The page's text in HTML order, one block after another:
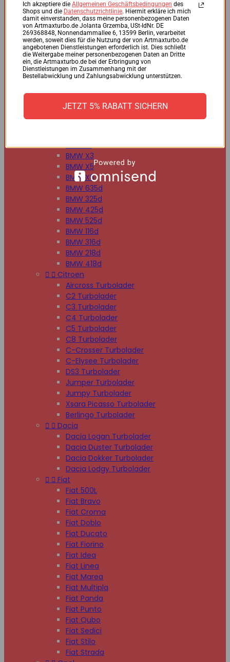
BMW 125d
BMW 220d
BMW 225d
BMW 318d
BMW 320d
BMW 330d
BMW 335d
BMW 518d
BMW 520d
BMW 530d
BMW X1
BMW X3
BMW X5
BMW X6
BMW 635d
BMW 325d
BMW 425d
BMW 525d
BMW 116d
BMW 316d
BMW 218d
BMW 418d
  Citroen
Aircross Turbolader
C2 Turbolader
C3 Turbolader
C4 Turbolader
C5 Turbolader
C8 Turbolader
C-Crosser Turbolader
C-Elysee Turbolader
DS3 Turbolader
Jumper Turbolader
Jumpy Turbolader
Xsara Picasso Turbolader
Berlingo Turbolader
  Dacia
Dacia Logan Turbolader
Dacia Duster Turbolader
Dacia Dokker Turbolader
Dacia Lodgy Turbolader
  Fiat
Fiat 500L
Fiat Bravo
Fiat Croma
Fiat Doblo
Fiat Ducato
Fiat Fiorino
Fiat Idea
Fiat Linea
Fiat Marea
Fiat Multipla
Fiat Panda
Fiat Punto
Fiat Qubo
Fiat Sedici
Fiat Stilo
Fiat Strada
Ich akzeptiere die Allgemeinen Geschäftsbedingungen des
Shops und die Datenschutzrichtlinie. Hiermit erkläre ich mich
damit einverstanden, dass meine personenbezogenen Daten
von Artmaxturbo.de Jolanta Grzemba, USt-IdNr. DE
269368848, Nonnendammallee 6, 13599 Berlin, verarbeitet
werden, soweit dies für die Nutzung der von Artmaxturbo.de
angebotenen Dienstleistungen erforderlich ist. Dies schließt
die Weitergabe meiner personenbezogenen Daten an Dritte
ein, die Artmaxturbo.de bei der Erbringung von
Dienstleistungen im Zusammenhang mit der
Bestellabwicklung und Zahlungsabwicklung unterstützen.
JETZT 5% RABATT SICHERN